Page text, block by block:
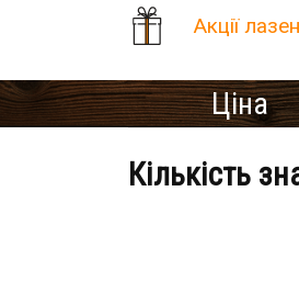
Акції
Ціна
Кількість